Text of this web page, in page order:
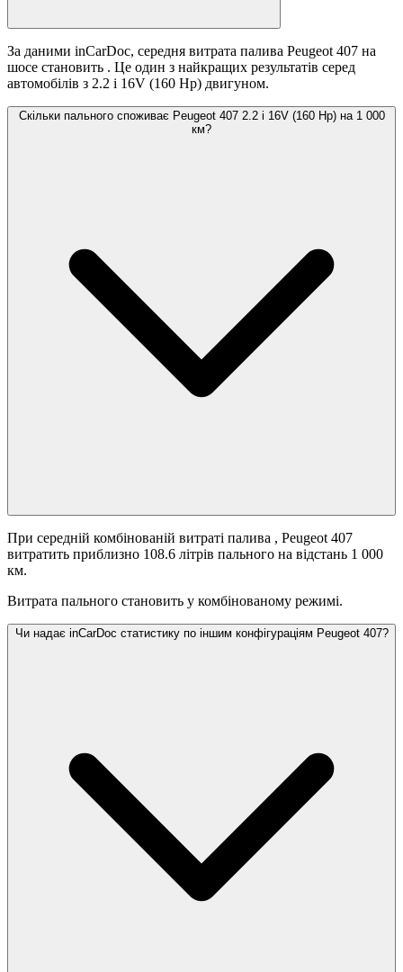
За даними inCarDoc, середня витрата палива Peugeot 407 на
шосе становить . Це один з найкращих результатів серед
автомобілів з 2.2 i 16V (160 Hp) двигуном.
Скільки пального споживає Peugeot 407 2.2 i 16V (160 Hp) на 1 000
км?
При середній комбінованій витраті палива , Peugeot 407
витратить приблизно 108.6 літрів пального на відстань 1 000
км.
Витрата пального становить у комбінованому режимі.
Чи надає inCarDoc статистику по іншим конфігураціям Peugeot 407?